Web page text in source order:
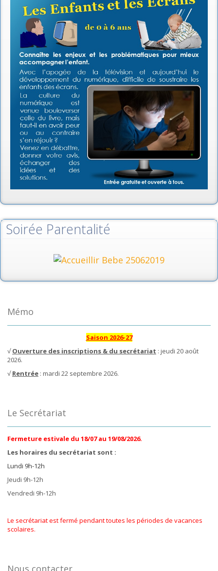
Soirée Parentalité
Mémo
Saison 2026-27
√Ouverture des inscriptions & du secrétariat : jeudi 20 août
2026.
√Rentrée : mardi 22 septembre 2026.
Le Secrétariat
Fermeture estivale du 18/07 au 19/08/2026.
Les horaires du secrétariat sont :
Lundi 9h-12h
Jeudi 9h-12h
Vendredi 9h-12h
Le secrétariat est fermé pendant toutes les périodes de vacances
scolaires.